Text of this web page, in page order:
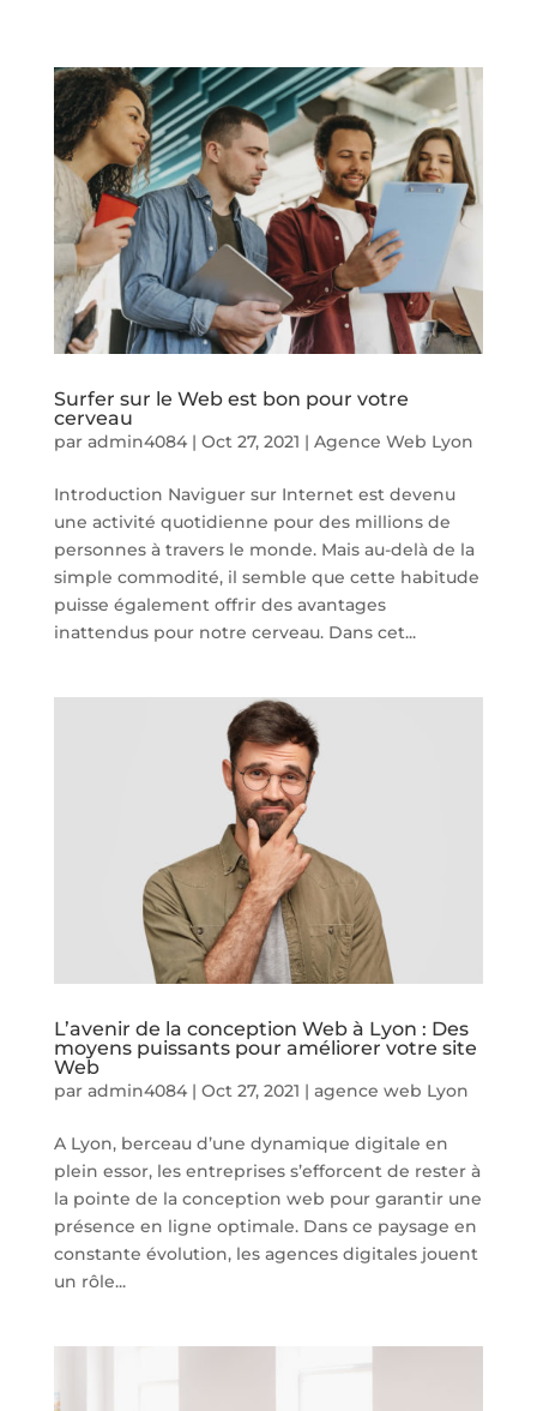
Surfer sur le Web est bon pour votre
cerveau
par admin4084| Oct 27, 2021 | Agence Web Lyon
Introduction Naviguer sur Internet est devenu
une activité quotidienne pour des millions de
personnes à travers le monde. Mais au-delà de la
simple commodité, il semble que cette habitude
puisse également offrir des avantages
inattendus pour notre cerveau. Dans cet...
L’avenir de la conception Web à Lyon : Des
moyens puissants pour améliorer votre site
Web
par admin4084| Oct 27, 2021 | agence web Lyon
A Lyon, berceau d’une dynamique digitale en
plein essor, les entreprises s’efforcent de rester à
la pointe de la conception web pour garantir une
présence en ligne optimale. Dans ce paysage en
constante évolution, les agences digitales jouent
un rôle...